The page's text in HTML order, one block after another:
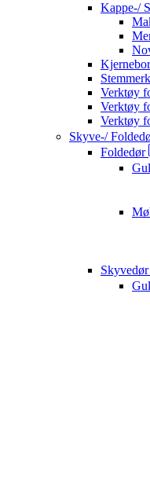
Kappe-/
Verktøy
Verktøy
Verktøy
Skyve-/
Foldedør
Skyvedør